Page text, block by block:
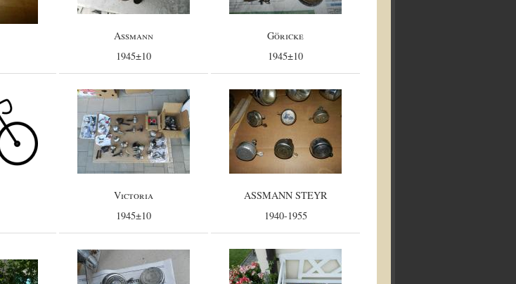
Assmann
1945±10
Göricke
1945±10
Victoria
1945±10
ASSMANN STEYR
1940-1955